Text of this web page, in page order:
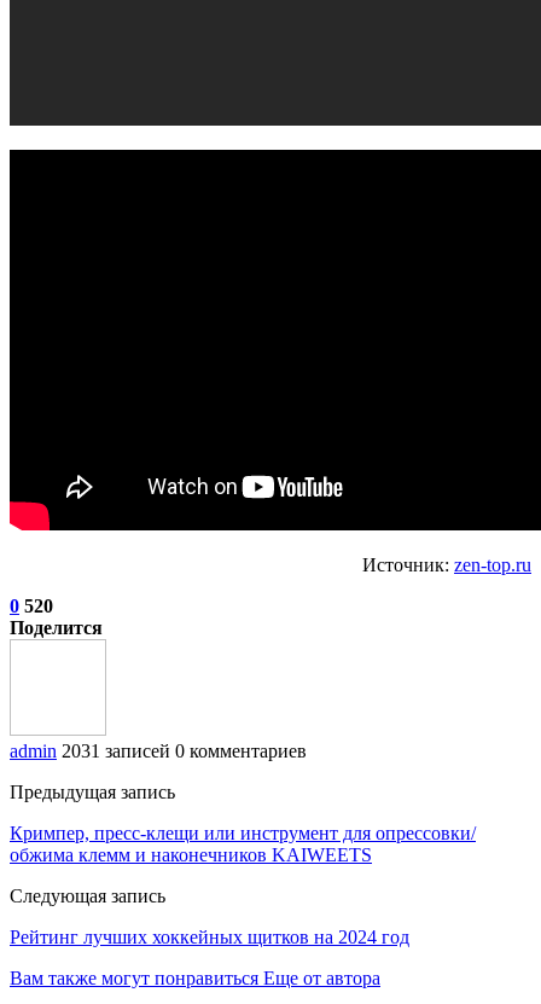
Источник: zen-top.ru
0 520
Поделится
admin 2031 записей 0 комментариев
Предыдущая запись
Кримпер, пресс-клещи или инструмент для опрессовки/
обжима клемм и наконечников KAIWEETS
Следующая запись
Рейтинг лучших хоккейных щитков на 2024 год
Вам также могут понравиться Еще от автора